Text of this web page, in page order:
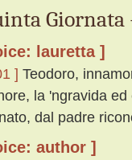
Giornata
lauretta ]
] Teodoro,
la 'ngravida
dal padre
author ]